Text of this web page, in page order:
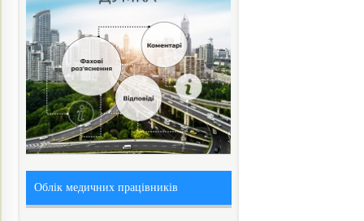
Облік медичних працівників